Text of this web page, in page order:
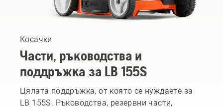
Косачки
Части, ръководства и
поддръжка за LB 155S
Цялата поддръжка, от която се нуждаете за
LB 155S. Ръководства, резервни части,